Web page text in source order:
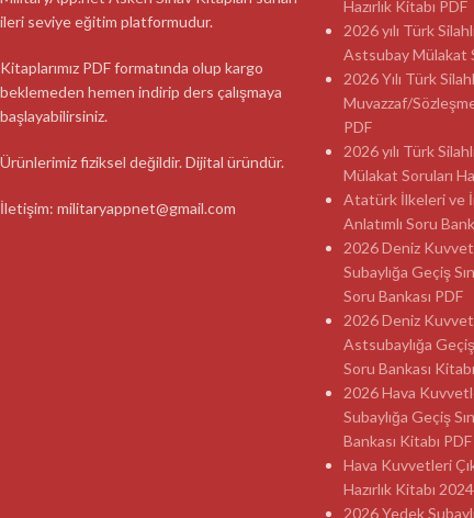
ileri seviye eğitim platformudur.
Kitaplarımız PDF formatında olup kargo
beklemeden hemen indirip ders çalışmaya
başlayabilirsiniz.
Ürünlerimiz fiziksel değildir. Dijital üründür.
İletişim: militaryappnet@gmail.com
Hazırlık Kitabı PDF
2026 yılı Türk
Astsubay Mülakat
2026 Yılı Türk
Muvazzaf/
PDF
2026 yılı Türk
Mülakat Soruları
Atatürk İlkeleri ve
Anlatımlı Soru
2026 Deniz
Subaylığa Geçiş
Soru Bankası PDF
2026 Deniz
Astsubaylığa Geçiş
Soru Bankası
2026 Hava
Subaylığa Geçiş
Bankası Kitabı PDF
Hava Kuvvetleri
Hazırlık Kitabı
2026 Yedek